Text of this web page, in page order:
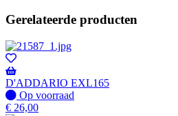
Gerelateerde producten
D'ADDARIO EXL165
Op
voorraad
Op voorraad
€ 26,00